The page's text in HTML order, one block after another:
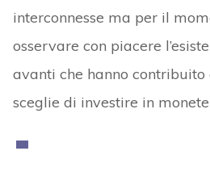
interconnesse ma per il
osservare con piacere
avanti che hanno
sceglie di investire in